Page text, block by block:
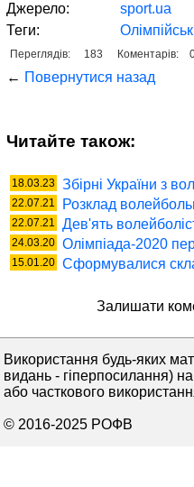
Джерело:
sport.ua
Теги:
Переглядів: 183 Коментарів:
← Повернутися назад
Читайте також:
18.03.23 Збірні України з
22.07.21 Розклад
22.07.21 Дев'ять
24.03.20 Олімпіада-2020
15.01.20 Cформувалися
Залишати
Використання будь-яких
видань - гіперпосилання) на
або часткового
© 2016-2025 РОФВ